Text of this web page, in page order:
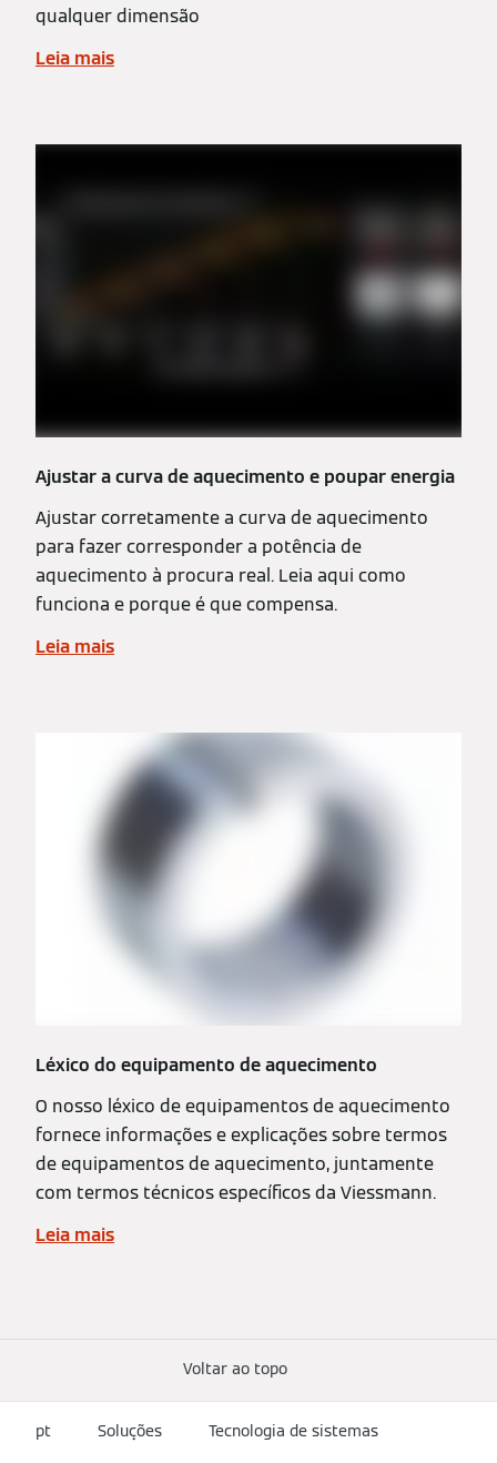
qualquer dimensão
Leia mais
Ajustar a curva de aquecimento e poupar energia
Ajustar corretamente a curva de aquecimento
para fazer corresponder a potência de
aquecimento à procura real. Leia aqui como
funciona e porque é que compensa.
Leia mais
Léxico do equipamento de aquecimento
O nosso léxico de equipamentos de aquecimento
fornece informações e explicações sobre termos
de equipamentos de aquecimento, juntamente
com termos técnicos específicos da Viessmann.
Leia mais
Voltar ao topo
pt Soluções Tecnologia de sistemas